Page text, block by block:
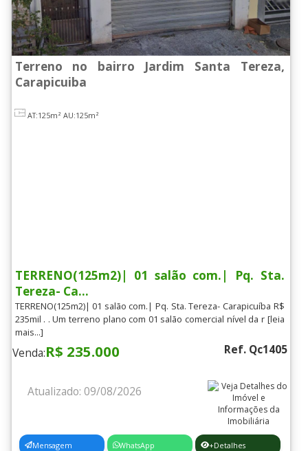
Vl. Caldas(1)
[ Não informado ] (1)
Tipos
Terreno (4)
0
Lançamentos
Situação do Imóvel [+]
Padrão do Imóvel
Filtrar
Terreno no bairro Jardim Santa Tereza,
Carapicuiba
AT:125m² AU:125m²
TERRENO(125m2)| 01 salão com.| Pq. Sta.
Tereza- Ca...
TERRENO(125m2)| 01 salão com.| Pq. Sta. Tereza- Carapicuíba R$
235mil . . Um terreno plano com 01 salão comercial nível da r [leia
mais...]
Venda:R$ 235.000 Ref. Qc1405
Atualizado: 09/08/2026
Mensagem WhatsApp +Detalhes